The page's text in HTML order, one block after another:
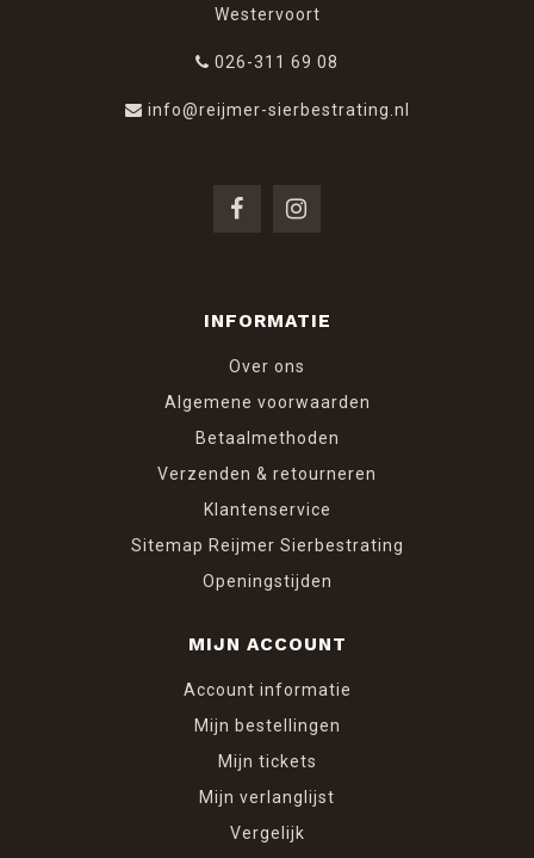
Westervoort
026-311 69 08
info@reijmer-sierbestrating.nl
INFORMATIE
Over ons
Algemene voorwaarden
Betaalmethoden
Verzenden & retourneren
Klantenservice
Sitemap Reijmer Sierbestrating
Openingstijden
MIJN ACCOUNT
Account informatie
Mijn bestellingen
Mijn tickets
Mijn verlanglijst
Vergelijk